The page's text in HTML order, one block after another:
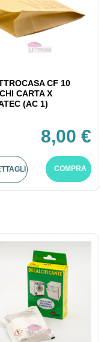
CF 10
CARTA X
(AC 1)
8,00 €
COMPRA